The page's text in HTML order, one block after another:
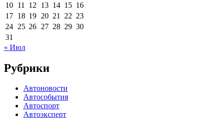
10 11 12 13 14 15 16
17 18 19 20 21 22 23
24 25 26 27 28 29 30
31
« Июл
Рубрики
Автоновости
Автособытия
Автоспорт
Автоэксперт